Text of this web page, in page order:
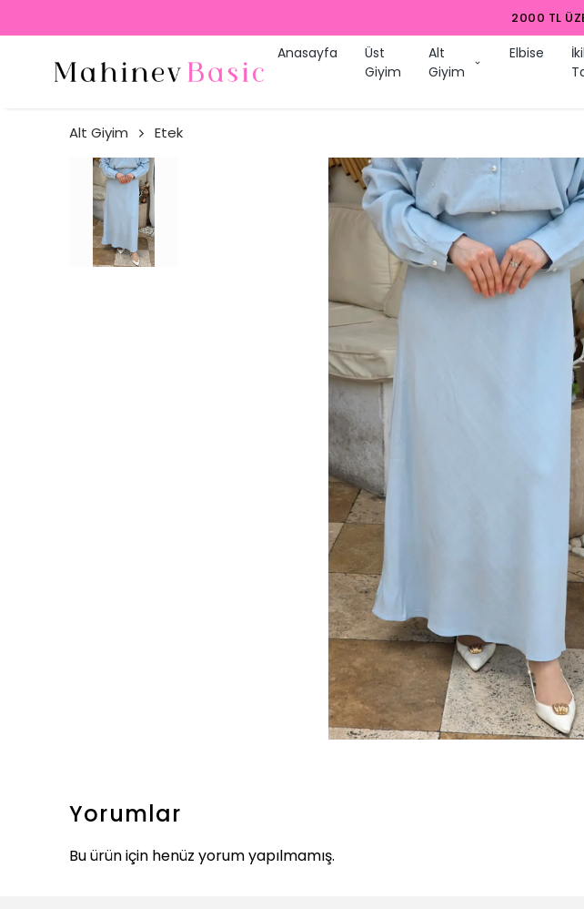
2000 TL
Anasayfa
Üst
Giyim
Alt
Giyim
Elbise
Alt Giyim Etek
Yorumlar
Bu ürün için henüz yorum yapılmamış.